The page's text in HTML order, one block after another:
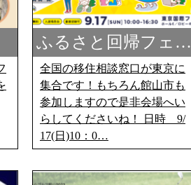
ふるさと回帰フェ…
全国の移住相談窓口が東京に
集合です！もちろん館山市も
参加しますので是非会場へい
らしてくださいね！ 日時 9/
17(日)10：0…